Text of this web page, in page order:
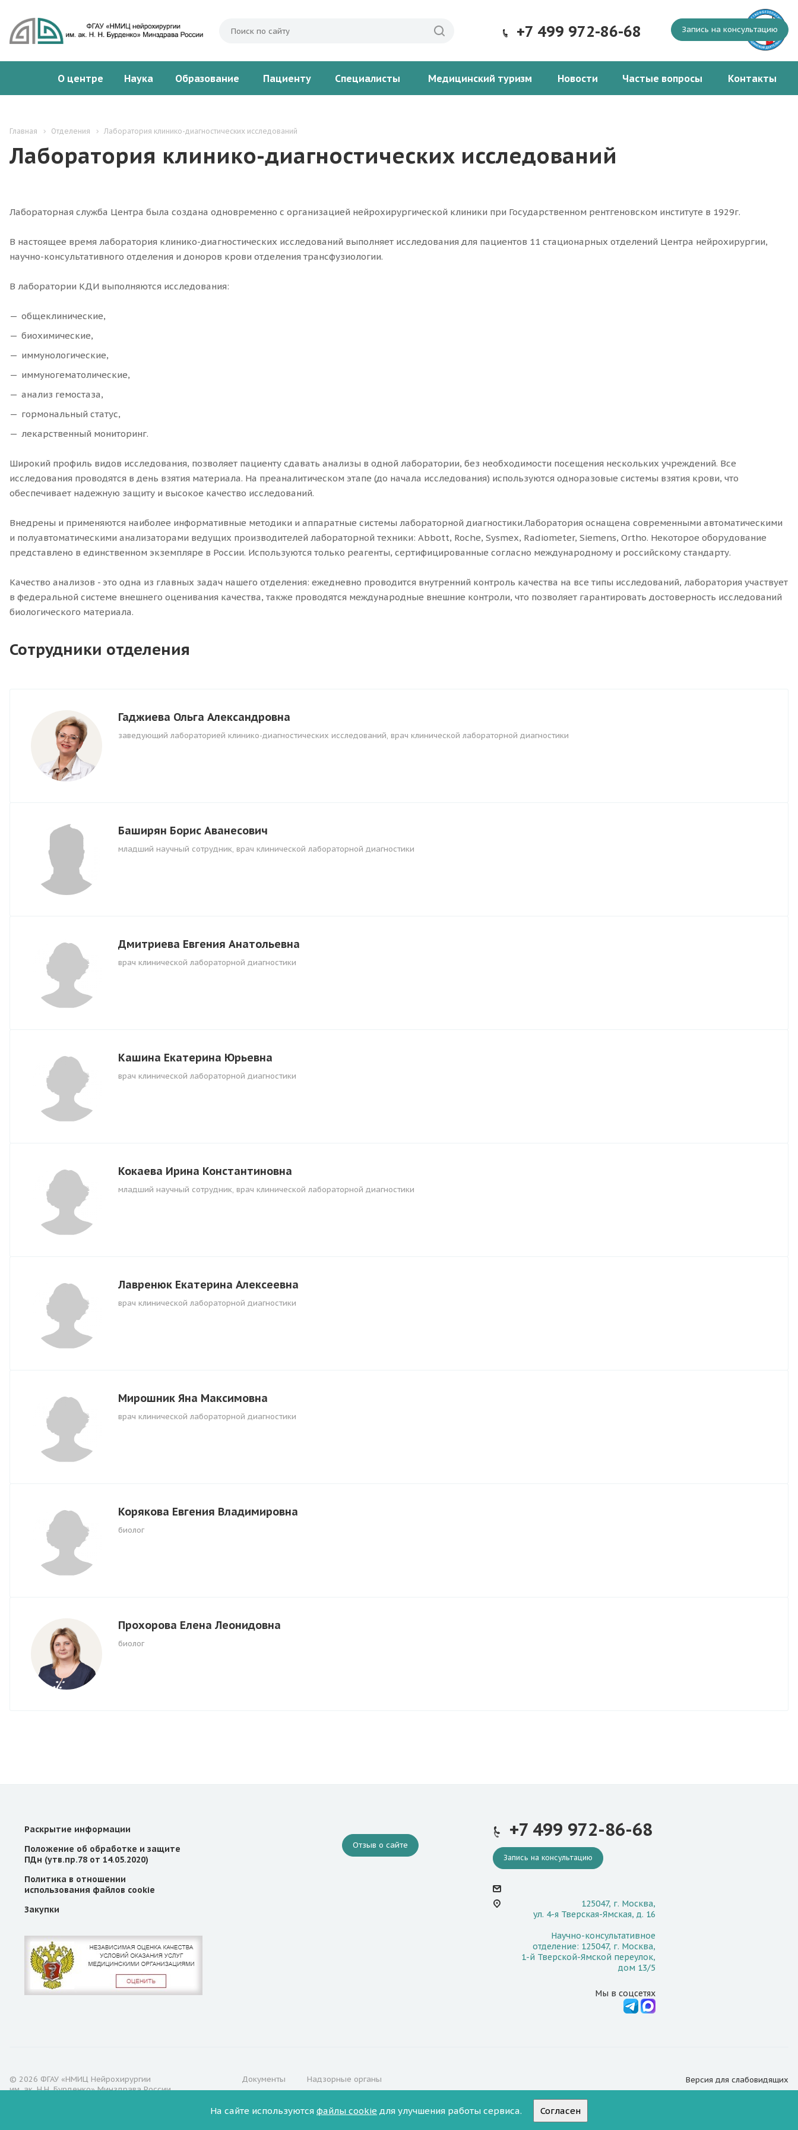
Запись на консультацию
+7 499 972-86-68
О центре Наука Образование Пациенту Специалисты Медицинский туризм Новости Частые вопросы Контакты
Главная Отделения Лаборатория клинико-диагностических исследований
Лаборатория клинико-диагностических исследований
Лабораторная служба Центра была создана одновременно с организацией нейрохирургической клиники при Государственном рентгеновском институте в 1929г.
В настоящее время лаборатория клинико-диагностических исследований выполняет исследования для пациентов 11 стационарных отделений Центра нейрохирургии,
научно-консультативного отделения и доноров крови отделения трансфузиологии.
В лаборатории КДИ выполняются исследования:
общеклинические,
биохимические,
иммунологические,
иммуногематолические,
анализ гемостаза,
гормональный статус,
лекарственный мониторинг.
Широкий профиль видов исследования, позволяет пациенту сдавать анализы в одной лаборатории, без необходимости посещения нескольких учреждений. Все
исследования проводятся в день взятия материала. На преаналитическом этапе (до начала исследования) используются одноразовые системы взятия крови, что
обеспечивает надежную защиту и высокое качество исследований.
Внедрены и применяются наиболее информативные методики и аппаратные системы лабораторной диагностики.Лаборатория оснащена современными автоматическими
и полуавтоматическими анализаторами ведущих производителей лабораторной техники: Abbott, Roche, Sysmex, Radiometer, Siemens, Ortho. Некоторое оборудование
представлено в единственном экземпляре в России. Используются только реагенты, сертифицированные согласно международному и российскому стандарту.
Качество анализов - это одна из главных задач нашего отделения: ежедневно проводится внутренний контроль качества на все типы исследований, лаборатория участвует
в федеральной системе внешнего оценивания качества, также проводятся международные внешние контроли, что позволяет гарантировать достоверность исследований
биологического материала.
Сотрудники отделения
Гаджиева Ольга Александровна
заведующий лабораторией клинико-диагностических исследований, врач клинической лабораторной диагностики
Баширян Борис Аванесович
младший научный сотрудник, врач клинической лабораторной диагностики
Дмитриева Евгения Анатольевна
врач клинической лабораторной диагностики
Кашина Екатерина Юрьевна
врач клинической лабораторной диагностики
Кокаева Ирина Константиновна
младший научный сотрудник, врач клинической лабораторной диагностики
Лавренюк Екатерина Алексеевна
врач клинической лабораторной диагностики
Мирошник Яна Максимовна
врач клинической лабораторной диагностики
Корякова Евгения Владимировна
биолог
Прохорова Елена Леонидовна
биолог
Раскрытие информации
Положение об обработке и защите
ПДн (утв.пр.78 от 14.05.2020)
Политика в отношении
использования файлов cookie
Закупки
Отзыв о сайте
+7 499 972-86-68
Запись на консультацию
125047, г. Москва,
ул. 4-я Тверская-Ямская, д. 16
Научно-консультативное
отделение: 125047, г. Москва,
1-й Тверской-Ямской переулок,
дом 13/5
Мы в соцсетях
© 2026 ФГАУ «НМИЦ Нейрохирургии
им. ак. Н.Н. Бурденко» Минздрава России.
Версия для слабовидящих
Документы Надзорные органы
На сайте используются файлы cookie для улучшения работы сервиса. Согласен